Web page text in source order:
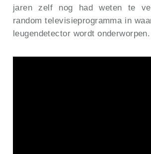
jaren zelf nog had weten te
random televisieprogramma in
leugendetector wordt onderworpen.